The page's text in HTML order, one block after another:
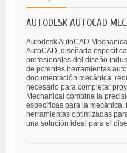
AUTODESK AUTOCAD
Autodesk AutoCAD
AutoCAD, diseñada
profesionales del diseño
de potentes herramientas
documentación mecánica,
necesario para completar
Mechanical combina la
específicas para la
herramientas optimizadas
una solución ideal para el